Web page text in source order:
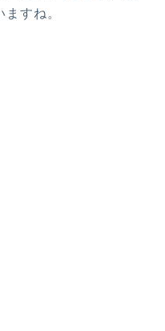
すね。